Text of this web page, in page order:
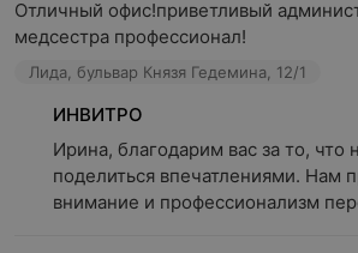
Почему лабораторная
Регулярные лабораторные
Отличный офис!приветливый
медсестра профессионал!
Лида, бульвар Князя Гедемина, 12/1
ИНВИТРО
Ирина, благодарим вас за то, что
поделиться впечатлениями. Нам
внимание и профессионализм